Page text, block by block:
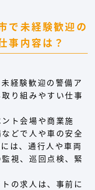
で未経験歓迎の
事内容は？
経験歓迎の警備ア
り組みやすい仕事
ト会場や商業施
どで人や車の安全
は、通行人や車両
視、巡回点検、緊
の求人は、事前に